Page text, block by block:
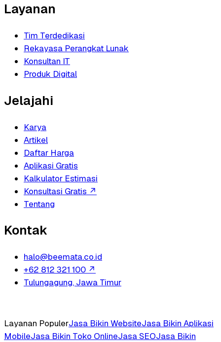
Layanan
Tim Terdedikasi
Rekayasa Perangkat Lunak
Konsultan IT
Produk Digital
Jelajahi
Karya
Artikel
Daftar Harga
Aplikasi Gratis
Kalkulator Estimasi
Konsultasi Gratis ↗
Tentang
Kontak
halo@beemata.co.id
+62 812 321 100 ↗
Tulungagung, Jawa Timur
Layanan PopulerJasa Bikin WebsiteJasa Bikin Aplikasi
MobileJasa Bikin Toko OnlineJasa SEOJasa Bikin